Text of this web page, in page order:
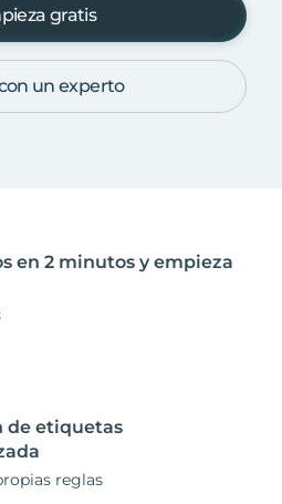
gratis
un experto
en 2 minutos y empieza
de etiquetas
reglas